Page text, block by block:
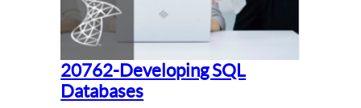
20762-Developing SQL
Databases